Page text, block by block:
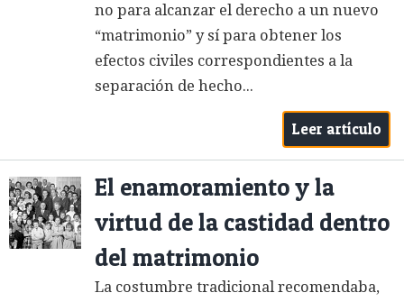
no para alcanzar el derecho a un nuevo
“matrimonio” y sí para obtener los
efectos civiles correspondientes a la
separación de hecho...
Leer artículo
El enamoramiento y la
virtud de la castidad dentro
del matrimonio
La costumbre tradicional recomendaba,